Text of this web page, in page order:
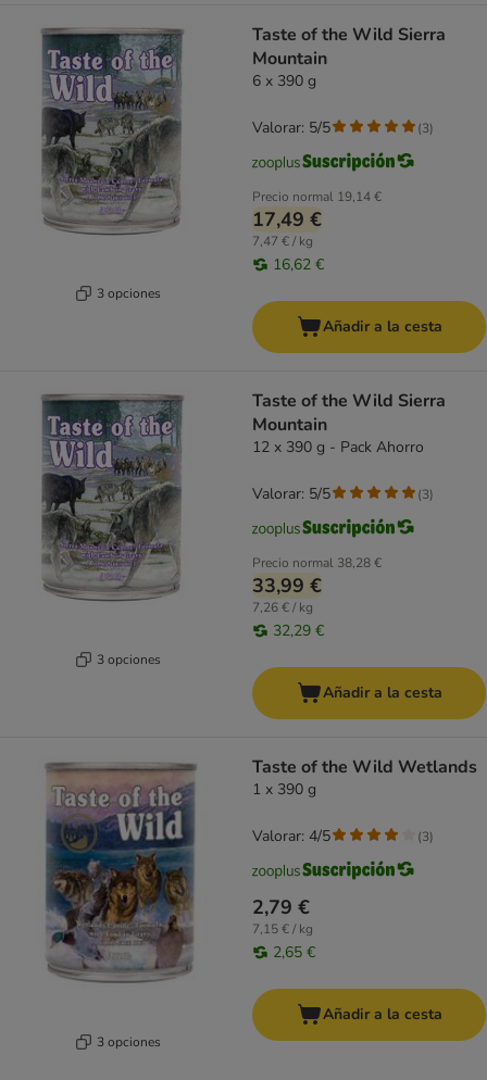
3 opciones
Taste of the Wild Sierra
Mountain
6 x 390 g
Precio normal 19,14 €
17,49 €
7,47 € / kg
16,62 €
Valorar: 5/5 (3)
Añadir a la cesta
3 opciones
Taste of the Wild Sierra
Mountain
12 x 390 g - Pack Ahorro
Precio normal 38,28 €
33,99 €
7,26 € / kg
32,29 €
Valorar: 5/5 (3)
Añadir a la cesta
3 opciones
Taste of the Wild Wetlands
1 x 390 g
2,79 €
7,15 € / kg
2,65 €
Valorar: 4/5 (3)
Añadir a la cesta